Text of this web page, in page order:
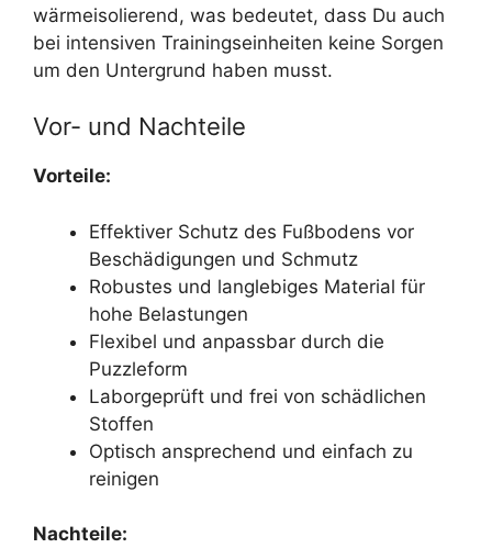
wärmeisolierend, was bedeutet, dass Du auch
bei intensiven Trainingseinheiten keine Sorgen
um den Untergrund haben musst.
Vor- und Nachteile
Vorteile:
Effektiver Schutz des Fußbodens vor
Beschädigungen und Schmutz
Robustes und langlebiges Material für
hohe Belastungen
Flexibel und anpassbar durch die
Puzzleform
Laborgeprüft und frei von schädlichen
Stoffen
Optisch ansprechend und einfach zu
reinigen
Nachteile: